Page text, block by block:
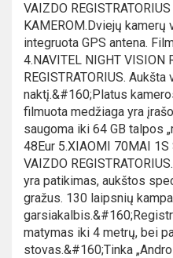
VAIZDO
KAMEROM.Dviejų
integruota GPS antena.
4.NAVITEL NIGHT VISION
REGISTRATORIUS.
naktį.&#160;Platus
filmuota medžiaga yra
saugoma iki 64 GB talpos
48Eur 5.XIAOMI 70MAI 1S
VAIZDO
yra patikimas, aukštos
gražus. 130 laipsnių
matymas iki 4 metrų, bei
stovas.&#160;Tinka